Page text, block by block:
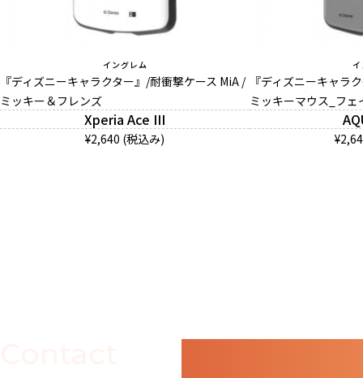
イングレム
『ディズニーキャラクター』/耐衝撃ケース MiA /
ミッキー＆フレンズ
Xperia Ace III
¥2,640 (税込み)
『ディズニーキャラ
ミッキーマウス_フェ